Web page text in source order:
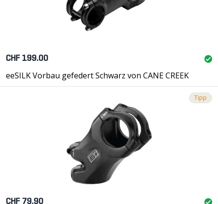
CHF 199.00
eeSILK Vorbau gefedert Schwarz von CANE CREEK
Tipp
CHF 79.90